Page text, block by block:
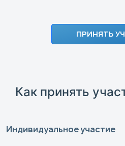
ПРИНЯТЬ
Как принять
Индивидуальное участие